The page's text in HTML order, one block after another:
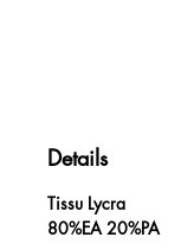
Details
Tissu Lycra
80%EA 20%PA